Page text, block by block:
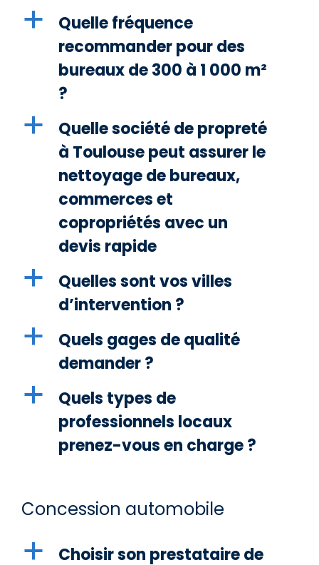
a
Quelle fréquence
recommander pour des
bureaux de 300 à 1 000 m²
?
a
Quelle société de propreté
à Toulouse peut assurer le
nettoyage de bureaux,
commerces et
copropriétés avec un
devis rapide
a
Quelles sont vos villes
d’intervention ?
a
Quels gages de qualité
demander ?
a
Quels types de
professionnels locaux
prenez-vous en charge ?
Concession automobile
a Choisir son prestataire de